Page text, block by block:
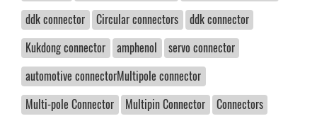
ddk connector
Circular connectors
ddk connector
Kukdong connector
amphenol
servo connector
automotive connectorMultipole connector
Multi-pole Connector
Multipin Connector
Connectors